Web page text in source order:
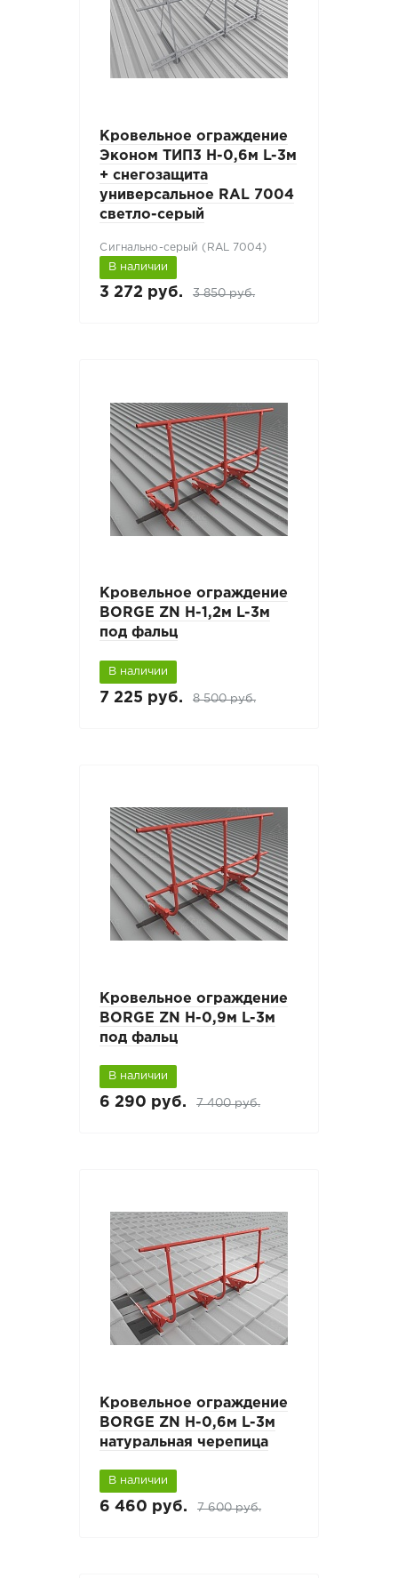
Кровельное ограждение
Эконом ТИП3 H-0,6м L-3м
+ снегозащита
универсальное RAL 7004
светло-серый
Сигнально-серый (RAL 7004)
В наличии
3 272 руб. 3 850 руб.
Кровельное ограждение
BORGE ZN H-1,2м L-3м
под фальц
В наличии
7 225 руб. 8 500 руб.
Кровельное ограждение
BORGE ZN H-0,9м L-3м
под фальц
В наличии
6 290 руб. 7 400 руб.
Кровельное ограждение
BORGE ZN H-0,6м L-3м
натуральная черепица
В наличии
6 460 руб. 7 600 руб.